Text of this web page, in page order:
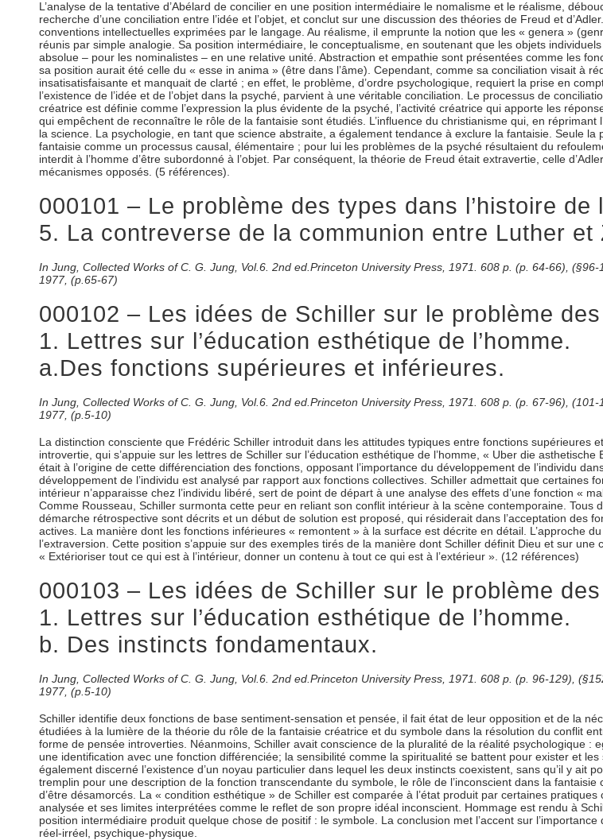
L’analyse de la tentative d’Abélard de concilier en une position intermédiaire le nomalisme et le réalisme,
recherche d’une conciliation entre l’idée et l’objet, et conclut sur une discussion des théories de Freud et
conventions intellectuelles exprimées par le langage. Au réalisme, il emprunte la notion que les « genera »
réunis par simple analogie. Sa position intermédiaire, le conceptualisme, en soutenant que les objets
absolue – pour les nominalistes – en une relative unité. Abstraction et empathie sont présentées comme les
sa position aurait été celle du « esse in anima » (être dans l’âme). Cependant, comme sa conciliation visait à
insatisatisfaisante et manquait de clarté ; en effet, le problème, d’ordre psychologique, requiert la prise en
l’existence de l’idée et de l’objet dans la psyché, parvient à une véritable conciliation. Le processus de
créatrice est définie comme l’expression la plus évidente de la psyché, l’activité créatrice qui apporte les
qui empêchent de reconnaître le rôle de la fantaisie sont étudiés. L’influence du christianisme qui, en
la science. La psychologie, en tant que science abstraite, a également tendance à exclure la fantaisie. Seule
fantaisie comme un processus causal, élémentaire ; pour lui les problèmes de la psyché résultaient du
interdit à l’homme d’être subordonné à l’objet. Par conséquent, la théorie de Freud était extravertie, celle
mécanismes opposés. (5 références).
000101 – Le problème des types dans l’histoire
5. La contreverse de la communion entre Luther et
In Jung, Collected Works of C. G. Jung, Vol.6. 2nd ed.Princeton University Press, 1971. 608 p. (p. 64-66),
1977, (p.65-67)
000102 – Les idées de Schiller sur le problème
1. Lettres sur l’éducation esthétique de l’homme.
a.Des fonctions supérieures et inférieures.
In Jung, Collected Works of C. G. Jung, Vol.6. 2nd ed.Princeton University Press, 1971. 608 p. (p. 67-96),
1977, (p.5-10)
La distinction consciente que Frédéric Schiller introduit dans les attitudes typiques entre fonctions
introvertie, qui s’appuie sur les lettres de Schiller sur l’éducation esthétique de l’homme, « Uber die
était à l’origine de cette différenciation des fonctions, opposant l’importance du développement de l’individu
développement de l’individu est analysé par rapport aux fonctions collectives. Schiller admettait que certaines
intérieur n’apparaisse chez l’individu libéré, sert de point de départ à une analyse des effets d’une fonction «
Comme Rousseau, Schiller surmonta cette peur en reliant son conflit intérieur à la scène contemporaine.
démarche rétrospective sont décrits et un début de solution est proposé, qui résiderait dans l’acceptation des
actives. La manière dont les fonctions inférieures « remontent » à la surface est décrite en détail. L’approche
l’extraversion. Cette position s’appuie sur des exemples tirés de la manière dont Schiller définit Dieu et sur
« Extérioriser tout ce qui est à l’intérieur, donner un contenu à tout ce qui est à l’extérieur ». (12 références)
000103 – Les idées de Schiller sur le problème
1. Lettres sur l’éducation esthétique de l’homme.
b. Des instincts fondamentaux.
In Jung, Collected Works of C. G. Jung, Vol.6. 2nd ed.Princeton University Press, 1971. 608 p. (p. 96-129),
1977, (p.5-10)
Schiller identifie deux fonctions de base sentiment-sensation et pensée, il fait état de leur opposition et de la
étudiées à la lumière de la théorie du rôle de la fantaisie créatrice et du symbole dans la résolution du conflit
forme de pensée introverties. Néanmoins, Schiller avait conscience de la pluralité de la réalité psychologique :
une identification avec une fonction différenciée; la sensibilité comme la spiritualité se battent pour exister et
également discerné l’existence d’un noyau particulier dans lequel les deux instincts coexistent, sans qu’il y
tremplin pour une description de la fonction transcendante du symbole, le rôle de l’inconscient dans la
d’être désamorcés. La « condition esthétique » de Schiller est comparée à l’état produit par certaines
analysée et ses limites interprétées comme le reflet de son propre idéal inconscient. Hommage est rendu à
position intermédiaire produit quelque chose de positif : le symbole. La conclusion met l’accent sur
réel-irréel, psychique-physique.